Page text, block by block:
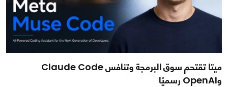
ميتا تقتحم سوق البرمجة وتنافس Claude Code
وOpenAI رسميًا